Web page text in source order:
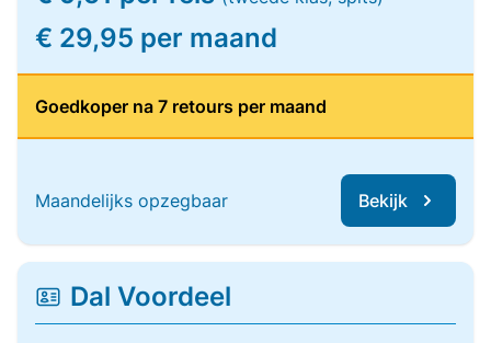
€ 29,95 per maand
Goedkoper na 7 retours per maand
Maandelijks opzegbaar Bekijk
Dal Voordeel